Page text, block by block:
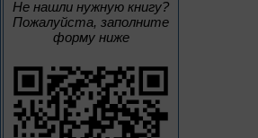
Не нашли нужную книгу?
Пожалуйста, заполните
форму ниже